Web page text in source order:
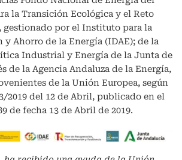
la Transición Ecológica y el Reto
gestionado por el Instituto para la
y Ahorro de la Energía (IDAE); de la
Industrial y Energía de la Junta de
de la Agencia Andaluza de la Energía,
de la Unión Europea, según
2019 del 12 de Abril, publicado en el
de fecha 13 de Abril de 2019.